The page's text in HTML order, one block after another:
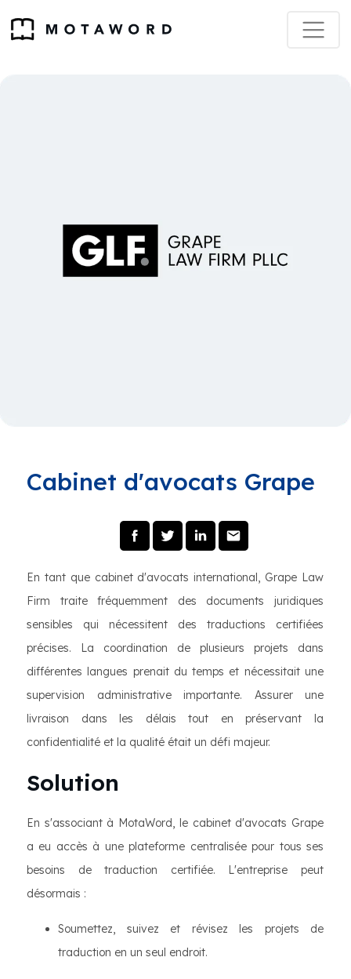
Cabinet d'avocats Grape
En tant que cabinet d'avocats international, Grape Law
Firm traite fréquemment des documents juridiques
sensibles qui nécessitent des traductions certifiées
précises. La coordination de plusieurs projets dans
différentes langues prenait du temps et nécessitait une
supervision administrative importante. Assurer une
livraison dans les délais tout en préservant la
confidentialité et la qualité était un défi majeur.
Solution
En s'associant à MotaWord, le cabinet d'avocats Grape
a eu accès à une plateforme centralisée pour tous ses
besoins de traduction certifiée. L'entreprise peut
désormais :
Soumettez, suivez et révisez les projets de
traduction en un seul endroit.